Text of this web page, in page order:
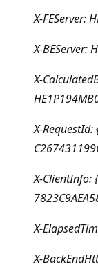
X-FEServer:
X-BEServer:
X-
X-
X-ClientInfo:
X-
X-